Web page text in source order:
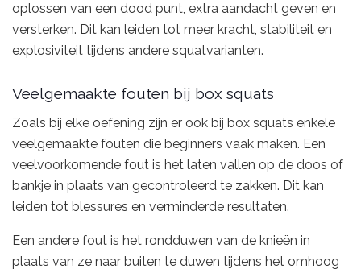
oplossen van een dood punt, extra aandacht geven en
versterken. Dit kan leiden tot meer kracht, stabiliteit en
explosiviteit tijdens andere squatvarianten.
Veelgemaakte fouten bij box squats
Zoals bij elke oefening zijn er ook bij box squats enkele
veelgemaakte fouten die beginners vaak maken. Een
veelvoorkomende fout is het laten vallen op de doos of
bankje in plaats van gecontroleerd te zakken. Dit kan
leiden tot blessures en verminderde resultaten.
Een andere fout is het rondduwen van de knieën in
plaats van ze naar buiten te duwen tijdens het omhoog